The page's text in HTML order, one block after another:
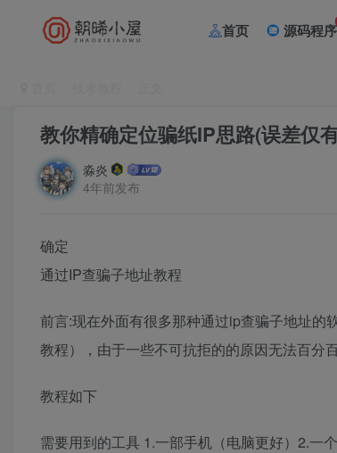
首页 源码程序
教你精确定位骗纸IP思路(误差仅
淼炎
4年前发布
确定
通过IP查骗子地址教程
前言:现在外面有很多那种通过ip查骗子地址的
教程），由于一些不可抗拒的的原因无法百分
教程如下
需要用到的工具 1.一部手机（电脑更好）2.一